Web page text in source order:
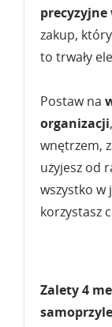
zakup,
to trwały
Postaw na
organizacji
wnętrzem,
użyjesz od
wszystko w
korzystasz
Zalety 4